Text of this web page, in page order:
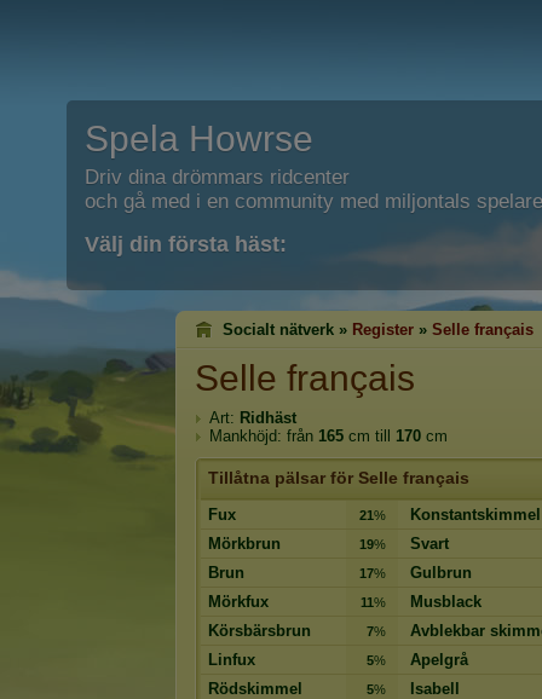
Spela Howrse
Driv dina drömmars ridcenter
och gå med i en community med miljontals
Välj din första häst:
Socialt nätverk » Register » Selle français
Selle français
Art: Ridhäst
Mankhöjd: från 165 cm till 170 cm
Tillåtna pälsar för Selle français
Fux 21%
Konstantskimmel
Mörkbrun
19%
Svart
Brun
17%
Gulbrun
Mörkfux
11%
Musblack
Körsbärsbrun
7%
Avblekbar
Linfux
5%
Apelgrå
Rödskimmel
5% Isabell